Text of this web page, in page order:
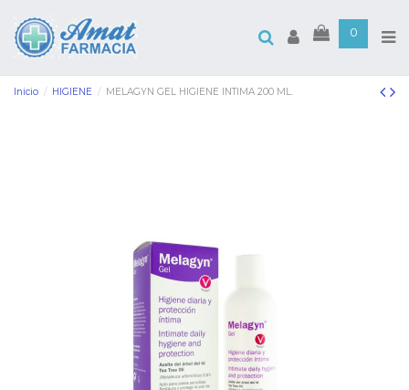
0
Inicio HIGIENE MELAGYN GEL HIGIENE INTIMA 200 ML.